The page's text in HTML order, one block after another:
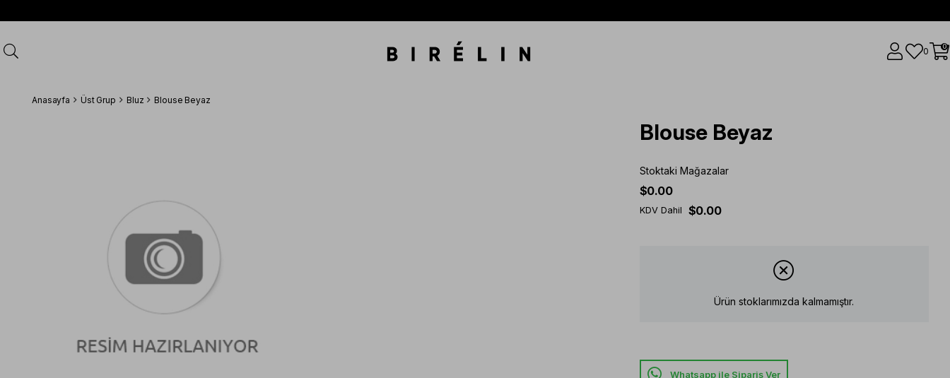
0 0
Anasayfa Üst Grup Bluz Blouse Beyaz
Blouse Beyaz
Stoktaki Mağazalar
$0.00
KDV Dahil $0.00
Ürün stoklarımızda kalmamıştır.
Whatsapp ile Sipariş Ver